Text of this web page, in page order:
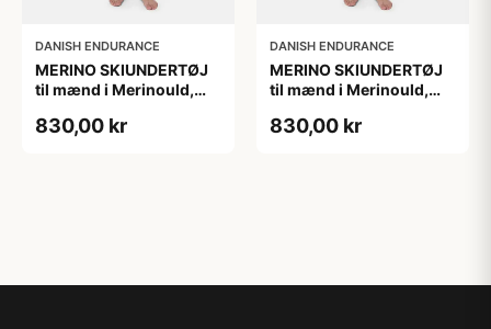
DANISH ENDURANCE
MERINO SKIUNDERTØJ
til mænd i Merinould,
830,00 kr
DANISH ENDURANCE
MERINO SKIUNDERTØJ
til mænd i Merinould,
DANISH ENDURANCE
830,00 kr